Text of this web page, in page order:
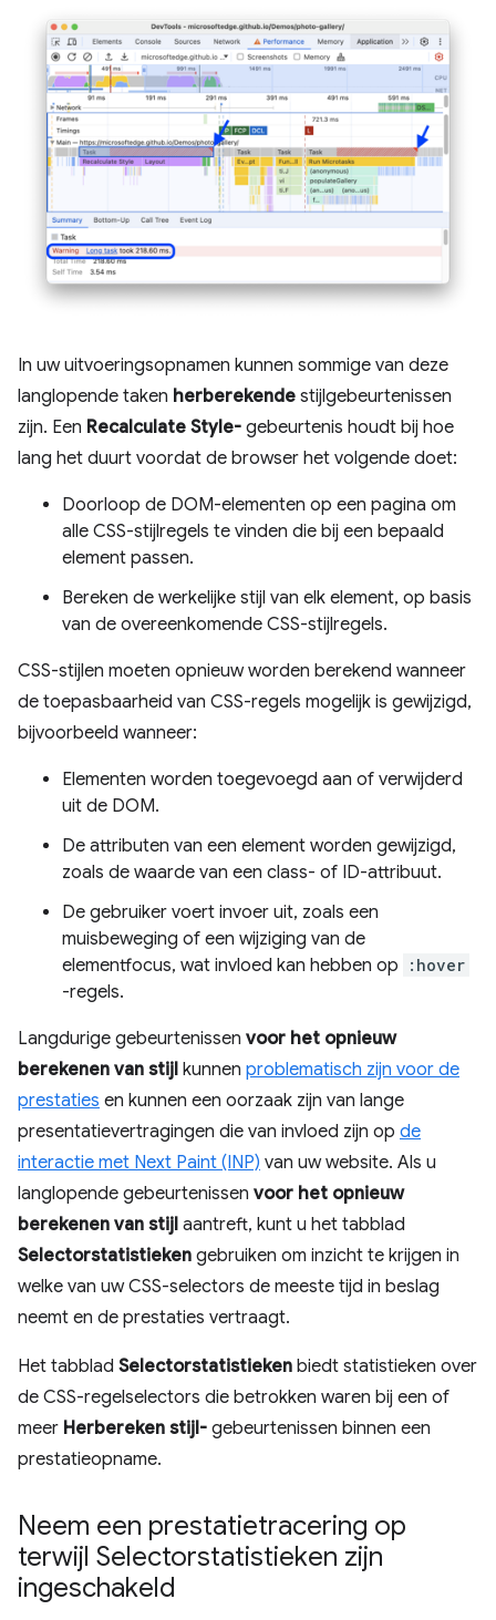
In uw uitvoeringsopnamen kunnen sommige van deze
langlopende taken herberekende stijlgebeurtenissen
zijn. Een Recalculate Style- gebeurtenis houdt bij hoe
lang het duurt voordat de browser het volgende doet:
Doorloop de DOM-elementen op een pagina om
alle CSS-stijlregels te vinden die bij een bepaald
element passen.
Bereken de werkelijke stijl van elk element, op basis
van de overeenkomende CSS-stijlregels.
CSS-stijlen moeten opnieuw worden berekend wanneer
de toepasbaarheid van CSS-regels mogelijk is gewijzigd,
bijvoorbeeld wanneer:
Elementen worden toegevoegd aan of verwijderd
uit de DOM.
De attributen van een element worden gewijzigd,
zoals de waarde van een class- of ID-attribuut.
De gebruiker voert invoer uit, zoals een
muisbeweging of een wijziging van de
elementfocus, wat invloed kan hebben op
:hover
-regels.
Langdurige gebeurtenissen voor het opnieuw
berekenen van stijl kunnen problematisch zijn voor de
prestaties en kunnen een oorzaak zijn van lange
presentatievertragingen die van invloed zijn op de
interactie met Next Paint (INP) van uw website. Als u
langlopende gebeurtenissen voor het opnieuw
berekenen van stijl aantreft, kunt u het tabblad
Selectorstatistieken gebruiken om inzicht te krijgen in
welke van uw CSS-selectors de meeste tijd in beslag
neemt en de prestaties vertraagt.
Het tabblad Selectorstatistieken biedt statistieken over
de CSS-regelselectors die betrokken waren bij een of
meer Herbereken stijl- gebeurtenissen binnen een
prestatieopname.
Neem een ​​prestatietracering op
terwijl Selectorstatistieken zijn
ingeschakeld